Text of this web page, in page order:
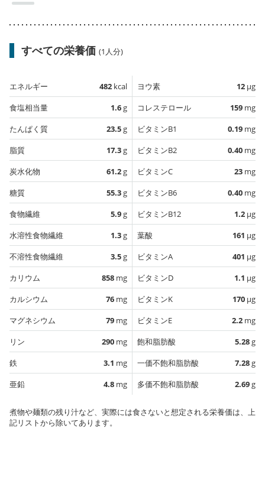
すべての栄養価 (1人分)
エネルギー 482 kcal
食塩相当量
1.6g
たんぱく質
23.5g
脂質
17.3g
炭水化物
61.2g
糖質
55.3g
食物繊維
5.9g
水溶性食物繊維
1.3g
不溶性食物繊維
3.5g
カリウム
858 mg
カルシウム
76 mg
マグネシウム
79 mg
リン
290 mg
鉄
3.1 mg
亜鉛
4.8 mg
ヨウ素 12 µg
コレステロール
159 mg
ビタミンB1
0.19 mg
ビタミンB2
0.40 mg
ビタミンC
23 mg
ビタミンB6
0.40 mg
ビタミンB12
1.2 µg
葉酸
161 µg
ビタミンA
401 µg
ビタミンD
1.1 µg
ビタミンK
170 µg
ビタミンE
2.2 mg
飽和脂肪酸
5.28g
一価不飽和脂肪酸
7.28g
多価不飽和脂肪酸
2.69g
煮物や麺類の残り汁など、実際には食さないと想定される栄養価は、上
記リストから除いてあります。